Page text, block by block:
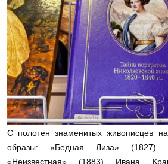
С полотен знаменитых живописцев
образы: «Бедная Лиза» (1827)
«Неизвестная» (1883) Ивана